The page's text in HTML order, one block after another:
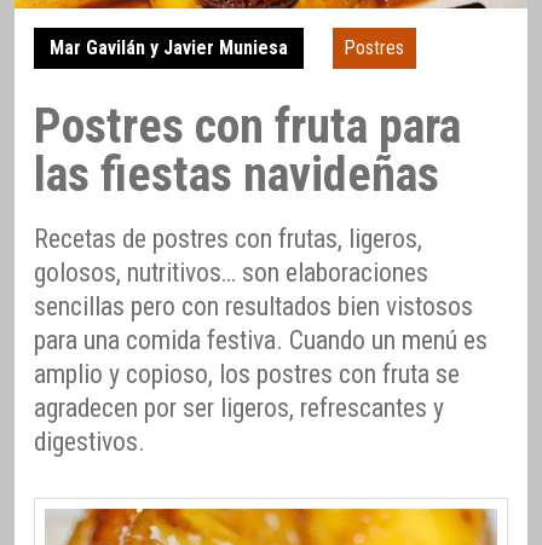
Mar Gavilán y Javier Muniesa Postres
Postres con fruta para
las fiestas navideñas
Recetas de postres con frutas, ligeros,
golosos, nutritivos… son elaboraciones
sencillas pero con resultados bien vistosos
para una comida festiva. Cuando un menú es
amplio y copioso, los postres con fruta se
agradecen por ser ligeros, refrescantes y
digestivos.